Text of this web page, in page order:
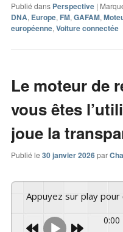
Publié dans Perspective |
DNA, Europe, FM,GAFAM,
européenne,Voiture connectée
Le moteur de
vous êtes
joue la
Publié le 30 janvier 2026par
Appuyez sur play
0:00